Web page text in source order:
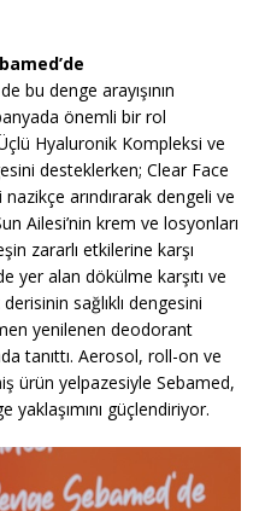
bu denge arayışının
önemli bir rol
Hyaluronik Kompleksi ve
desteklerken; Clear Face
arındırarak dengeli ve
Ailesi’nin krem ve losyonları
zararlı etkilerine karşı
yer alan dökülme karşıtı ve
sağlıklı dengesini
yenilenen deodorant
tanıttı. Aerosol, roll-on ve
ürün yelpazesiyle Sebamed,
yaklaşımını güçlendiriyor.